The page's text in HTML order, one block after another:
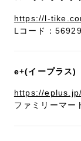
https://l-
Lコード：
e+(イープラス)
https://
ファミリーマー